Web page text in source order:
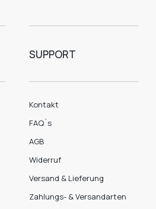
SUPPORT
Kontakt
FAQ´s
AGB
Widerruf
Versand & Lieferung
Zahlungs- & Versandarten